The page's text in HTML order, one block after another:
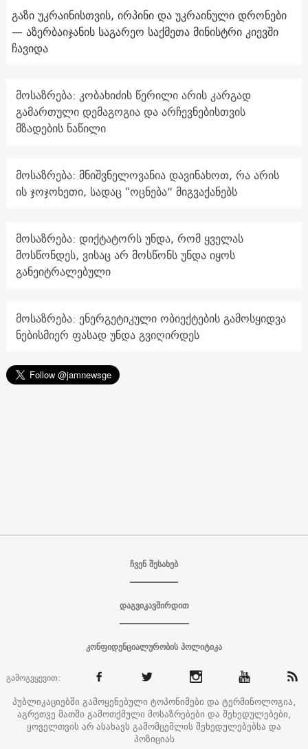
გაზი უკრაინისთვის, ირპინი და უკრაინული დრონები
— აზერბაიჯანის საგარეო საქმეთა მინისტრი კიევში
ჩავიდა
მოსაზრება: კობახიძის წერილი არის კარგად
გამართული დემაგოგია და არჩევნებისთვის
მზადების ნაწილი
მოსაზრება: მნიშვნელოვანია დავინახოთ, რა არის
ის ჯოჯოხეთი, სადაც "ოცნება“ მიგვაქანებს
მოსაზრება: დიქტატორს უნდა, რომ ყველას
მოსწონდეს, ვისაც არ მოსწონს უნდა იყოს
განეიტრალებული
მოსაზრება: ენერგეტიკული ობიექტების გამოსყიდვა
ნებისმიერ ფასად უნდა გვიღირდეს
ჩვენ შესახებ
დაგვიკავშირდით
კონფიდენციალურობის პოლიტიკა
გამოგვყევით:
პუბლიკაციებში გამოყენებული ტოპონიმები და ტერმინოლოგია,
აგრეთვე მათში გამოთქმული მოსაზრებები და შეხედულებები,
ყოველთვის არ ასახავს გამომცემლის შეხედულებებსა და
პოზიციას